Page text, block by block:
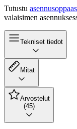
Tutustu
valaisimen
Tekniset tiedot
Mitat
Arvostelut
(45)